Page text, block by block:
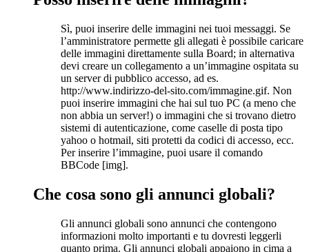
Sì, puoi inserire delle immagini nei tuoi messaggi. Se
l’amministratore permette gli allegati è possibile caricare
delle immagini direttamente sulla Board; in alternativa
devi creare un collegamento a un’immagine ospitata su
un server di pubblico accesso, ad es.
http://www.indirizzo-del-sito.com/immagine.gif. Non
puoi inserire immagini che hai sul tuo PC (a meno che
non abbia un server!) o immagini che si trovano dietro
sistemi di autenticazione, come caselle di posta tipo
yahoo o hotmail, siti protetti da codici di accesso, ecc.
Per inserire l’immagine, puoi usare il comando
BBCode [img].
Che cosa sono gli annunci globali?
Gli annunci globali sono annunci che contengono
informazioni molto importanti e tu dovresti leggerli
quanto prima. Gli annunci globali appaiono in cima a